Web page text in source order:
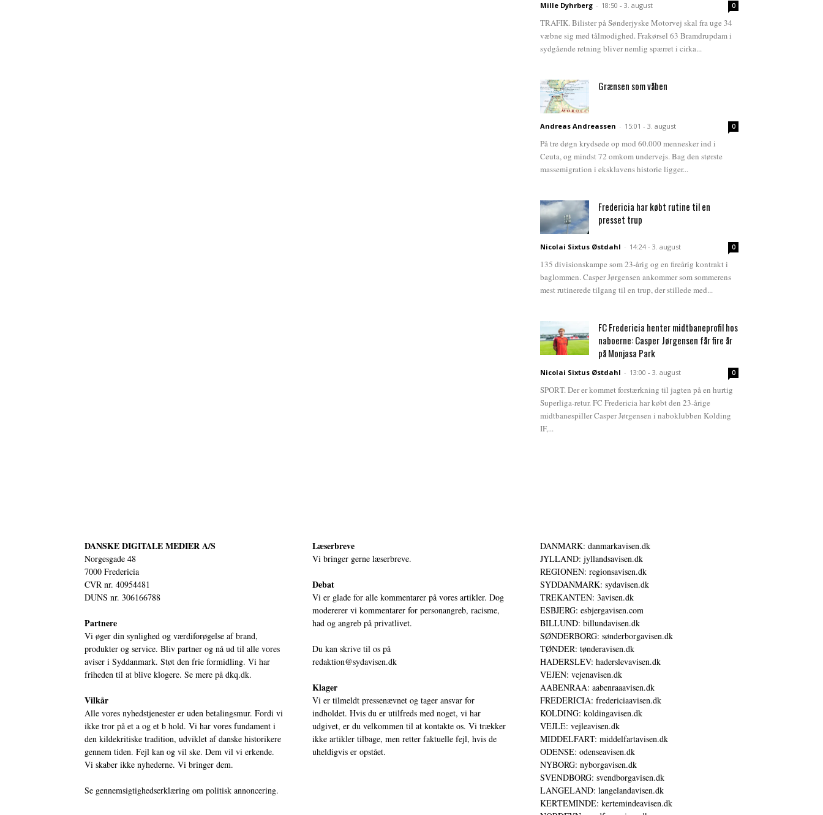
Mille Dyhrberg - 18:50 - 3. august 0
TRAFIK. Bilister på Sønderjyske Motorvej skal fra uge 34
væbne sig med tålmodighed. Frakørsel 63 Bramdrupdam i
sydgående retning bliver nemlig spærret i cirka...
Grænsen som våben
Andreas Andreassen - 15:01 - 3. august 0
På tre døgn krydsede op mod 60.000 mennesker ind i
Ceuta, og mindst 72 omkom undervejs. Bag den største
massemigration i eksklavens historie ligger...
Fredericia har købt rutine til en
presset trup
Nicolai Sixtus Østdahl - 14:24 - 3. august 0
135 divisionskampe som 23-årig og en fireårig kontrakt i
baglommen. Casper Jørgensen ankommer som sommerens
mest rutinerede tilgang til en trup, der stillede med...
FC Fredericia henter midtbaneprofil hos
naboerne: Casper Jørgensen får fire år
på Monjasa Park
Nicolai Sixtus Østdahl - 13:00 - 3. august 0
SPORT. Der er kommet forstærkning til jagten på en hurtig
Superliga-retur. FC Fredericia har købt den 23-årige
midtbanespiller Casper Jørgensen i naboklubben Kolding
IF,...
DANSKE DIGITALE MEDIER A/S
Norgesgade 48
7000 Fredericia
CVR nr. 40954481
DUNS nr. 306166788
Partnere
Vi øger din synlighed og værdiforøgelse af brand,
produkter og service. Bliv partner og nå ud til alle vores
aviser i Syddanmark. Støt den frie formidling. Vi har
friheden til at blive klogere. Se mere på dkq.dk.
Vilkår
Alle vores nyhedstjenester er uden betalingsmur. Fordi vi
ikke tror på et a og et b hold. Vi har vores fundament i
den kildekritiske tradition, udviklet af danske historikere
gennem tiden. Fejl kan og vil ske. Dem vil vi erkende.
Vi skaber ikke nyhederne. Vi bringer dem.
Se gennemsigtighedserklæring om politisk annoncering.
Læserbreve
Vi bringer gerne læserbreve.
Debat
Vi er glade for alle kommentarer på vores artikler. Dog
modererer vi kommentarer for personangreb, racisme,
had og angreb på privatlivet.
Du kan skrive til os på
redaktion@sydavisen.dk
Klager
Vi er tilmeldt pressenævnet og tager ansvar for
indholdet. Hvis du er utilfreds med noget, vi har
udgivet, er du velkommen til at kontakte os. Vi trækker
ikke artikler tilbage, men retter faktuelle fejl, hvis de
uheldigvis er opstået.
DANMARK: danmarkavisen.dk
JYLLAND: jyllandsavisen.dk
REGIONEN: regionsavisen.dk
SYDDANMARK: sydavisen.dk
TREKANTEN: 3avisen.dk
ESBJERG: esbjergavisen.com
BILLUND: billundavisen.dk
SØNDERBORG: sønderborgavisen.dk
TØNDER: tønderavisen.dk
HADERSLEV: haderslevavisen.dk
VEJEN: vejenavisen.dk
AABENRAA: aabenraaavisen.dk
FREDERICIA: fredericiaavisen.dk
KOLDING: koldingavisen.dk
VEJLE: vejleavisen.dk
MIDDELFART: middelfartavisen.dk
ODENSE: odenseavisen.dk
NYBORG: nyborgavisen.dk
SVENDBORG: svendborgavisen.dk
LANGELAND: langelandavisen.dk
KERTEMINDE: kertemindeavisen.dk